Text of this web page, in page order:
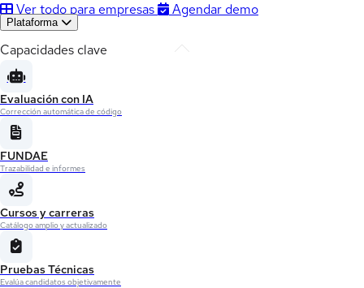
Ver todo para empresas
Agendar demo
Plataforma
Capacidades clave
Evaluación con IA
Corrección automática de código
FUNDAE
Trazabilidad e informes
Cursos y carreras
Catálogo amplio y actualizado
Pruebas Técnicas
Evalúa candidatos objetivamente